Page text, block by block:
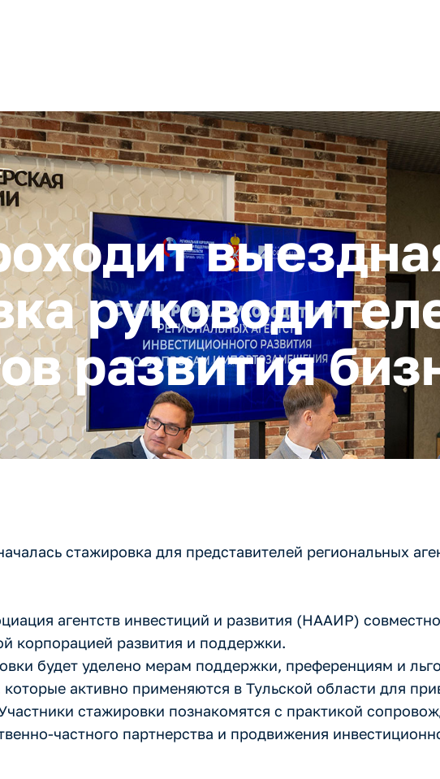
развития
стажировка для представителей региональных
агентств инвестиций и развития (НААИР)
корпорацией развития и поддержки.
будет уделено мерам поддержки, преференциям и
активно применяются в Тульской области для
стажировки познакомятся с практикой
частного партнерства и продвижения